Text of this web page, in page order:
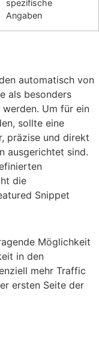
spezifische
Angaben
automatisch von
als besonders
Um für ein
sollte eine
präzise und direkt
ausgerichtet sind.
die
Snippet
Möglichkeit
in den
mehr Traffic
ersten Seite der